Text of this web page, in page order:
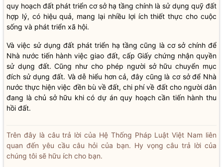
quy hoạch đất phát triển cơ sở hạ tầng chính là sử dụng quỹ đất
hợp lý, có hiệu quả, mang lại nhiều lợi ích thiết thực cho cuộc
sống và phát triển xã hội.
Và việc sử dụng đất phát triển hạ tầng cũng là cơ sở chính để
Nhà nước tiến hành việc giao đất, cấp Giấy chứng nhận quyền
sử dụng đất. Cũng như cho phép người sở hữu chuyển mục
đích sử dụng đất. Và dễ hiểu hơn cả, đây cũng là cơ sở để Nhà
nước thực hiện việc đền bù về đất, chi phí về đất cho người dân
đang là chủ sở hữu khi có dự án quy hoạch cần tiến hành thu
hồi đất.
Trên đây là câu trả lời của Hệ Thống Pháp Luật Việt Nam liên
quan đến yêu cầu câu hỏi của bạn. Hy vọng câu trả lời của
chúng tôi sẽ hữu ích cho bạn.